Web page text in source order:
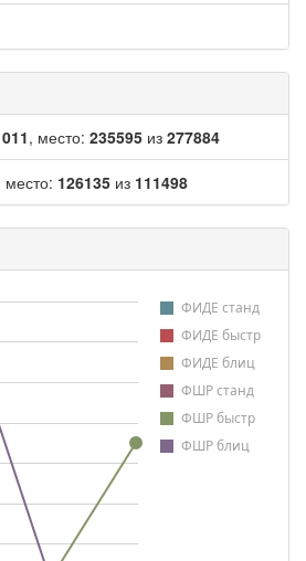
, место: 235595 из 277884
место: 126135 из 111498
ФИДЕ станд
ФИДЕ быстр
ФИДЕ блиц
ФШР станд
ФШР быстр
ФШР блиц